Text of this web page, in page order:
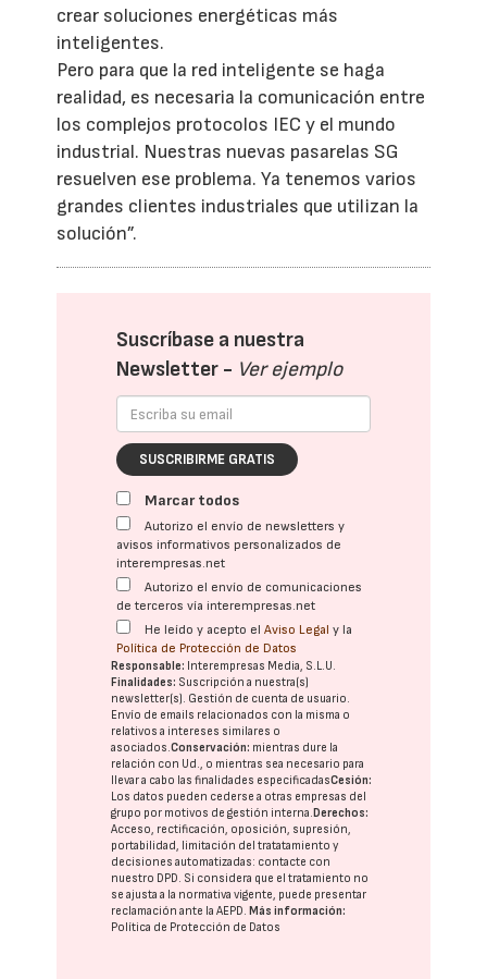
crear soluciones energéticas más
inteligentes.
Pero para que la red inteligente se haga
realidad, es necesaria la comunicación entre
los complejos protocolos IEC y el mundo
industrial. Nuestras nuevas pasarelas SG
resuelven ese problema. Ya tenemos varios
grandes clientes industriales que utilizan la
solución”.
Suscríbase a nuestra
Newsletter - Ver ejemplo
SUSCRIBIRME GRATIS
Marcar todos
Autorizo el envío de newsletters y
avisos informativos personalizados de
interempresas.net
Autorizo el envío de comunicaciones
de terceros vía interempresas.net
He leído y acepto elAviso Legal y la
Política de Protección de Datos
Responsable: Interempresas Media, S.L.U.
Finalidades: Suscripción a nuestra(s)
newsletter(s). Gestión de cuenta de usuario.
Envío de emails relacionados con la misma o
relativos a intereses similares o
asociados.Conservación: mientras dure la
relación con Ud., o mientras sea necesario para
llevar a cabo las finalidades especificadasCesión:
Los datos pueden cederse a otras empresas del
grupo por motivos de gestión interna. Derechos:
Acceso, rectificación, oposición, supresión,
portabilidad, limitación del tratatamiento y
decisiones automatizadas: contacte con
nuestro DPD. Si considera que el tratamiento no
se ajusta a la normativa vigente, puede presentar
reclamación ante laAEPD. Más información:
Política de Protección de Datos